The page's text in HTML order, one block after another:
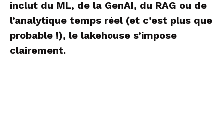
inclut du ML, de la GenAI, du RAG ou de
l’analytique temps réel (et c’est plus que
probable !), le lakehouse s’impose
clairement.